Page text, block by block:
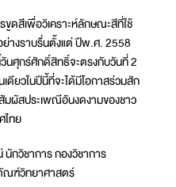
ดสีเพื่อวิเคราะห์ลักษณะสีที่ใช้
างราบรื่นตั้งแต่ ปีพ.ศ. 2558
นศุกร์ศักดิ์สิทธิ์จะตรงกับวันที่ 2
ดียวในปีนี้ที่จะได้มีโอกาสร่วมสัก
มผัสประเพณีอันงดงามของชาว
ไทย
นักวิชาการ กองวิชาการ
ณฑ์วิทยาศาสตร์